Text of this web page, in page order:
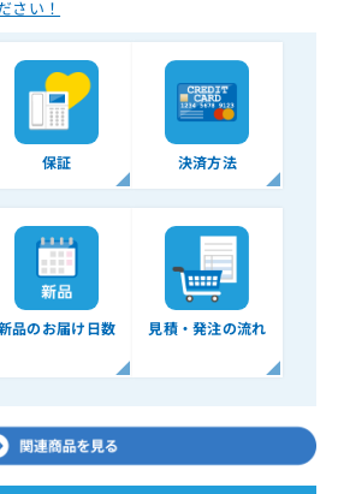
さい！
保証 決済方法
品のお届け日数 見積・発注の流れ